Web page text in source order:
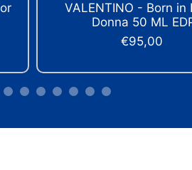
NAALI - Gummies
- Programme 30
€22,00